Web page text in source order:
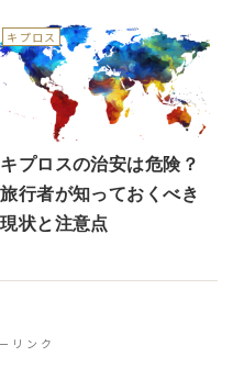
キプロス
キプロスの治安は危険？
旅行者が知っておくべき
現状と注意点
リンク